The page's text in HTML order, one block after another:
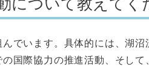
について教えてく
でいます。具体的には、湖
国際協力の推進活動、そして